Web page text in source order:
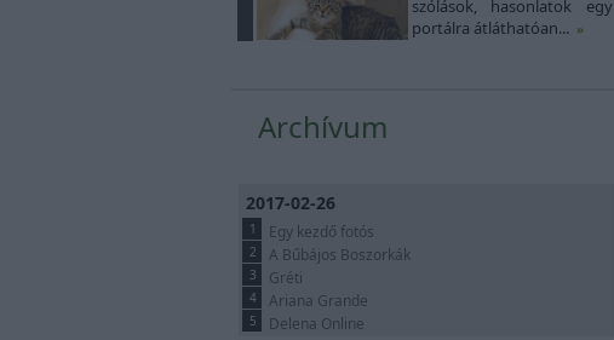
szólások, hasonlatok egy
portálra átláthatóan... »
Archívum
2017-02-26
1 Egy kezdő fotós
2 A Bűbájos Boszorkák
3 Gréti
4 Ariana Grande
5 Delena Online